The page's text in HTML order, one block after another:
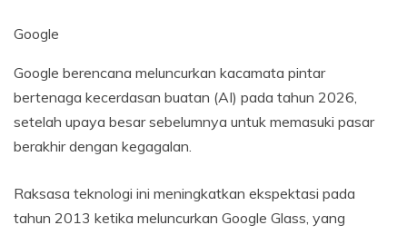
Google
Google berencana meluncurkan kacamata pintar
bertenaga kecerdasan buatan (AI) pada tahun 2026,
setelah upaya besar sebelumnya untuk memasuki pasar
berakhir dengan kegagalan.
Raksasa teknologi ini meningkatkan ekspektasi pada
tahun 2013 ketika meluncurkan Google Glass, yang